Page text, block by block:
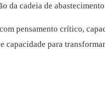
da cadeia de
pensamento crítico,
capacidade para